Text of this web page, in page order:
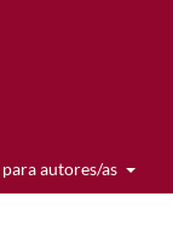
autores/as